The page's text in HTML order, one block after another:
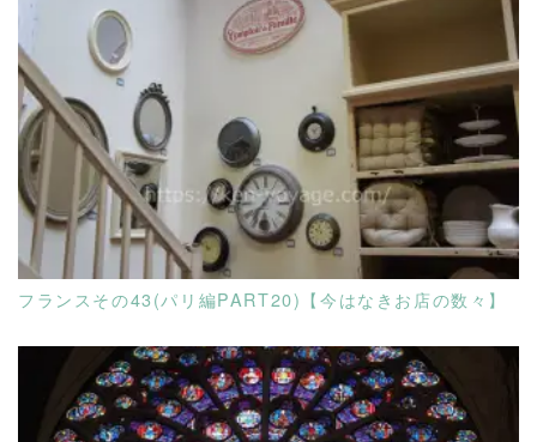
READ MORE
フランスその43(パリ編PART20)【今はなきお店の数々】